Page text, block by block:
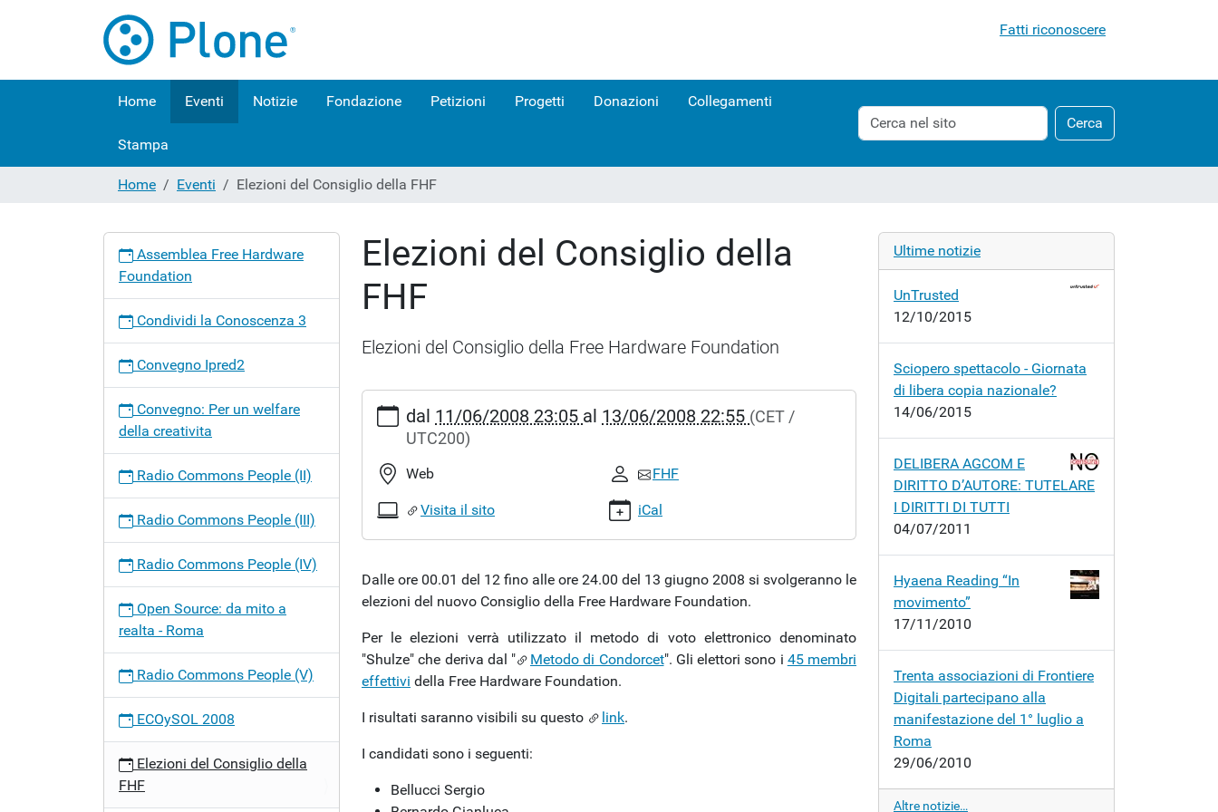
Fatti riconoscere
Home Eventi Notizie Fondazione Petizioni Progetti Donazioni Collegamenti
Stampa
Cerca
nel
Cerca
Ricerca
avanzata…
Home Eventi Elezioni del Consiglio della FHF
Elezioni del Consiglio della
FHF
Elezioni del Consiglio della Free Hardware Foundation
https://fhf.it/events/elezioni-
del-
consiglio-
della-
Elezioni
della
FHF
06-
12T00:05:00+02:00
2008-
13T23:55:00+02:00
Elezioni
Consiglio
dal 11/06/2008 23:05 al 13/06/2008 22:55 (CET /
UTC200)
Web FHF
Visita il sito iCal
Dalle ore 00.01 del 12 fino alle ore 24.00 del 13 giugno 2008 si svolgeranno le
elezioni del nuovo Consiglio della Free Hardware Foundation.
Per le elezioni verrà utilizzato il metodo di voto elettronico denominato
"Shulze" che deriva dal "
Metodo di Condorcet". Gli elettori sono i 45 membri
effettivi della Free Hardware Foundation.
I risultati saranno visibili su questo link.
I candidati sono i seguenti:
Bellucci Sergio
e
Assemblea Free Hardware
Foundation
Condividi la Conoscenza 3
Convegno Ipred2
Convegno: Per un welfare
della creativita
Radio Commons People (II)
Radio Commons People (III)
Radio Commons People (IV)
Open Source: da mito a
realta - Roma
Radio Commons People (V)
ECOySOL 2008
Elezioni del Consiglio della
FHF
Ultime notizie
UnTrusted
12/10/2015
Sciopero spettacolo - Giornata
di libera copia nazionale?
14/06/2015
DELIBERA AGCOM E
DIRITTO D’AUTORE: TUTELARE
I DIRITTI DI TUTTI
04/07/2011
Hyaena Reading “In
movimento”
17/11/2010
Trenta associazioni di Frontiere
Digitali partecipano alla
manifestazione del 1° luglio a
Roma
29/06/2010
Altre notizie…